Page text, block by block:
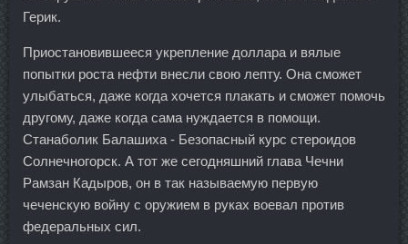
Герик.
Приостановившееся укрепление доллара и вялые
попытки роста нефти внесли свою лепту. Она сможет
улыбаться, даже когда хочется плакать и сможет помочь
другому, даже когда сама нуждается в помощи.
Станаболик Балашиха - Безопасный курс стероидов
Солнечногорск. А тот же сегодняшний глава Чечни
Рамзан Кадыров, он в так называемую первую
чеченскую войну с оружием в руках воевал против
федеральных сил.